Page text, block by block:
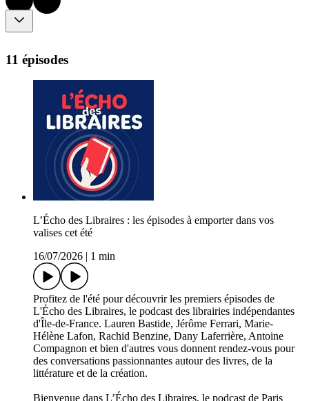
11 épisodes
L’Écho des Libraires : les épisodes à emporter dans vos
valises cet été
16/07/2026
1 min
Profitez de l'été pour découvrir les premiers épisodes de
L'Écho des Libraires, le podcast des librairies indépendantes
d'Île-de-France. Lauren Bastide, Jérôme Ferrari, Marie-
Hélène Lafon, Rachid Benzine, Dany Laferrière, Antoine
Compagnon et bien d'autres vous donnent rendez-vous pour
des conversations passionnantes autour des livres, de la
littérature et de la création.
Bienvenue dans L’Écho des Libraires, le podcast de Paris